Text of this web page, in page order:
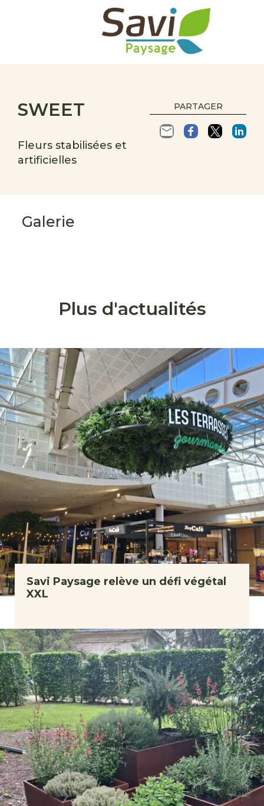
PARTAGER
SWEET
Fleurs stabilisées et
artificielles
Galerie
Plus d'actualités
Savi Paysage relève un défi végétal
XXL